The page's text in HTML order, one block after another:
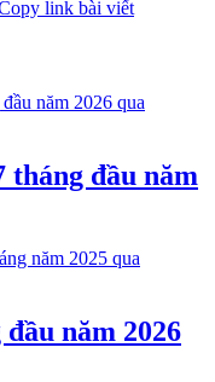
link bài viết
tháng đầu năm
năm 2026